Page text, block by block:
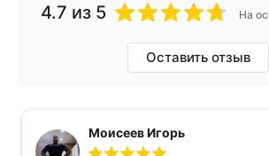
4.7 из 5 На
Оставить отзыв
Моисеев Игорь